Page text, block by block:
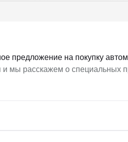
предложение на покупку
и мы расскажем о специальных